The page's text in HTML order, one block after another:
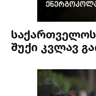
საქართველოს
შუქი კვლავ